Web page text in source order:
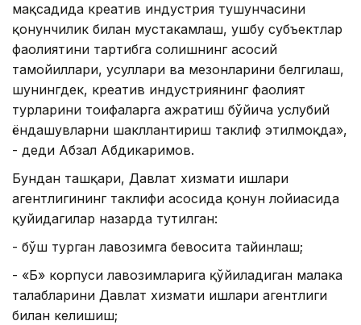
мақсадида креатив индустрия тушунчасини
қонунчилик билан мустаҳкамлаш, ушбу субъектлар
фаолиятини тартибга солишнинг асосий
тамойиллари, усуллари ва мезонларини белгилаш,
шунингдек, креатив индустриянинг фаолият
турларини тоифаларга ажратиш бўйича услубий
ёндашувларни шакллантириш таклиф этилмоқда»,
- деди Абзал Абдикаримов.
Бундан ташқари, Давлат хизмати ишлари
агентлигининг таклифи асосида қонун лойиҳасида
қуйидагилар назарда тутилган:
- бўш турган лавозимга бевосита тайинлаш;
- «Б» корпуси лавозимларига қўйиладиган малака
талабларини Давлат хизмати ишлари агентлиги
билан келишиш;